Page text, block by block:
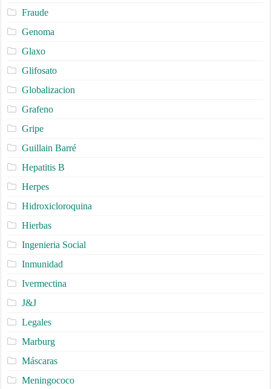
Fraude
Genoma
Glaxo
Glifosato
Globalizacion
Grafeno
Gripe
Guillain Barré
Hepatitis B
Herpes
Hidroxicloroquina
Hierbas
Ingenieria Social
Inmunidad
Ivermectina
J&J
Legales
Marburg
Máscaras
Meningococo